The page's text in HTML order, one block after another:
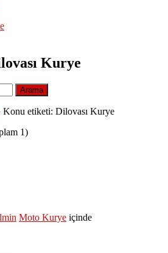
Kurye
Konu etiketi: Dilovası Kurye
1)
Moto Kurye içinde